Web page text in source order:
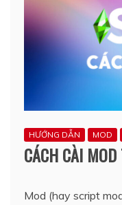
HƯỚNG DẪN MOD
CÁCH CÀI
Mod (hay script